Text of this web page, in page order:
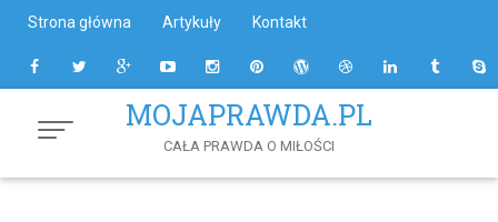
Content
Strona główna Artykuły Kontakt
MOJAPRAWDA.PL
CAŁA PRAWDA O MIŁOŚCI